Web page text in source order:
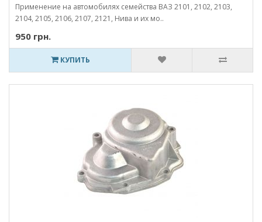
Применение на автомобилях семейства ВАЗ 2101, 2102, 2103,
2104, 2105, 2106, 2107, 2121, Нива и их мо..
950 грн.
КУПИТЬ